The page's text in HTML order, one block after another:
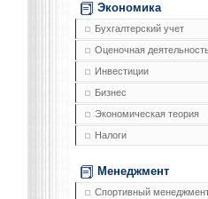
Экономика
Бухгалтерский учет
Оценочная
Инвестиции
Бизнес
Экономическая теория
Налоги
Менеджмент
Спортивный